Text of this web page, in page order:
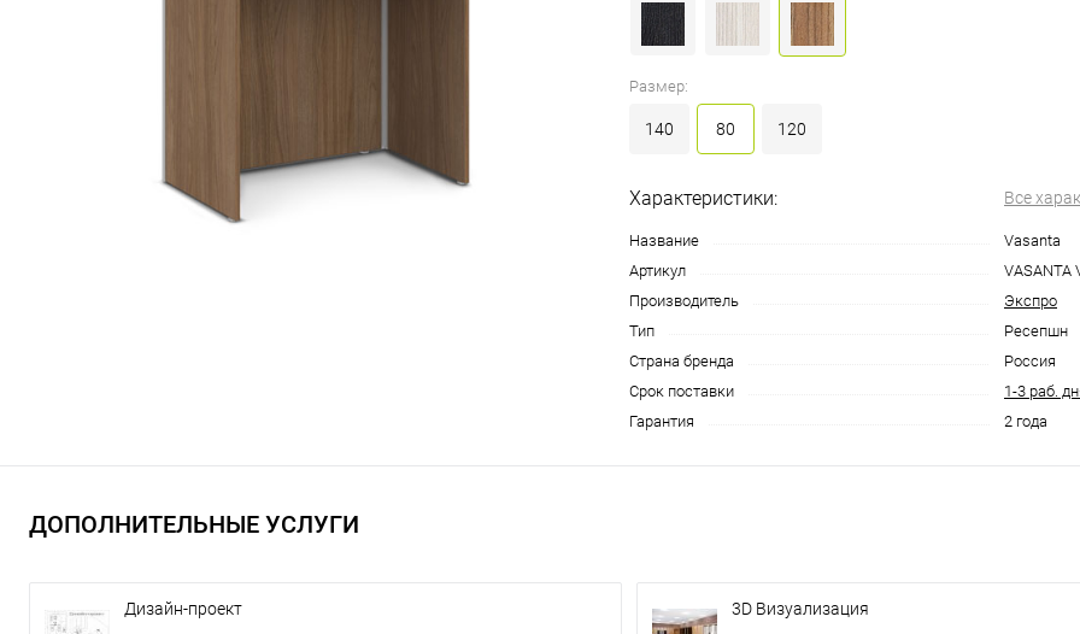
Размер:
140 80 120
Характеристики: Все
Название
Vasanta
Артикул
VASANTA
Производитель
Экспро
Тип
Ресепшн
Страна бренда
Россия
Срок поставки
1-3 раб.
Гарантия
2 года
ДОПОЛНИТЕЛЬНЫЕ УСЛУГИ
Дизайн-проект 3D Визуализация